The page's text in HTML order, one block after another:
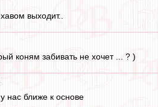
выходит..
коням забивать не хочет ... ? )
нас ближе к основе